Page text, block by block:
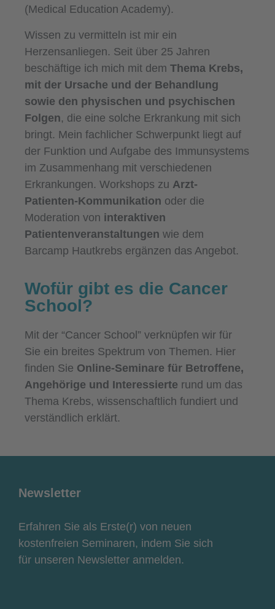
(Medical Education Academy).
Wissen zu vermitteln ist mir ein
Herzensanliegen. Seit über 25 Jahren
beschäftige ich mich mit dem Thema Krebs,
mit der Ursache und der Behandlung
sowie den physischen und psychischen
Folgen, die eine solche Erkrankung mit sich
bringt. Mein fachlicher Schwerpunkt liegt auf
der Funktion und Aufgabe des Immunsystems
im Zusammenhang mit verschiedenen
Erkrankungen. Workshops zu Arzt-
Patienten-Kommunikation oder die
Moderation von interaktiven
Patientenveranstaltungen wie dem
Barcamp Hautkrebs ergänzen das Angebot.
Wofür gibt es die Cancer
School?
Mit der “Cancer School” verknüpfen wir für
Sie ein breites Spektrum von Themen. Hier
finden Sie Online-Seminare für Betroffene,
Angehörige und Interessierte rund um das
Thema Krebs, wissenschaftlich fundiert und
verständlich erklärt.
Newsletter
Erfahren Sie als Erste(r) von neuen
kostenfreien Seminaren, indem Sie sich
für unseren Newsletter anmelden.